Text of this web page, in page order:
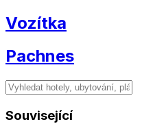
Vozítka
Pachnes
Související